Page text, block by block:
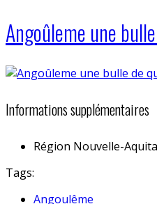
Angoûleme une
Informations supplémentaires
Région Nouvelle-
Tags:
Angoulême